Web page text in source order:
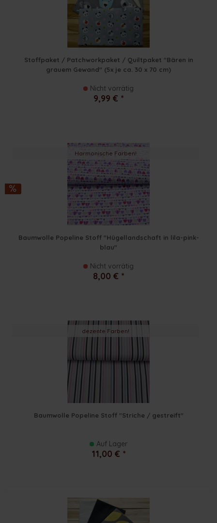
Stoffpaket / Patchworkpaket / Quiltpaket "Bären in
grauem Gewand" (5x je ca. 30 x 70 cm)
Nicht vorrätig
9,99 € *
Harmonische Farben!
Baumwolle Popeline Stoff "Hügellandschaft in lila-pink-
blau"
Nicht vorrätig
8,00 € *
dezente Farben!
Baumwolle Popeline Stoff "Striche / gestreift"
Auf Lager
11,00 € *